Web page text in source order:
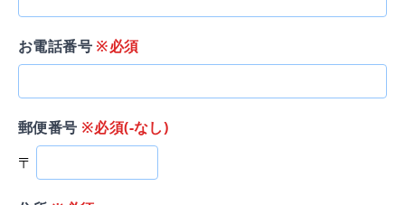
お電話番号 ※必須
郵便番号 ※必須(-なし)
〒